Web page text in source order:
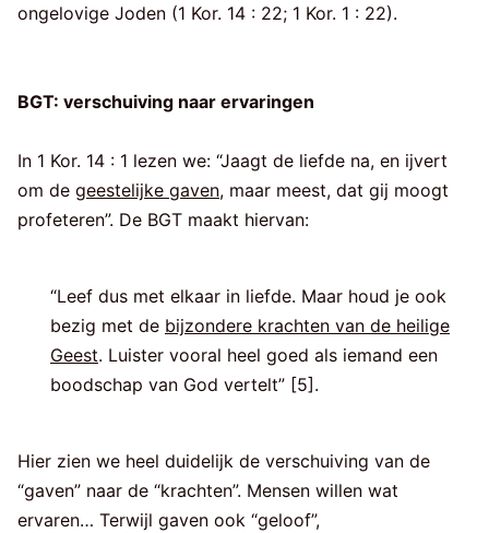
ongelovige Joden (1 Kor. 14 : 22; 1 Kor. 1 : 22).
BGT: verschuiving naar ervaringen
In 1 Kor. 14 : 1 lezen we: “Jaagt de liefde na, en ijvert
om de geestelijke gaven, maar meest, dat gij moogt
profeteren”. De BGT maakt hiervan:
“Leef dus met elkaar in liefde. Maar houd je ook
bezig met de bijzondere krachten van de heilige
Geest. Luister vooral heel goed als iemand een
boodschap van God vertelt” [5].
Hier zien we heel duidelijk de verschuiving van de
“gaven” naar de “krachten”. Mensen willen wat
ervaren… Terwijl gaven ook “geloof”,